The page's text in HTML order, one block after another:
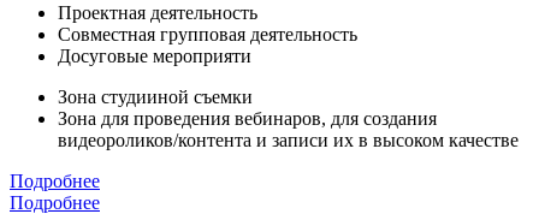
Проектная деятельность
Совместная групповая деятельность
Досуговые мероприяти
Зона студииной съемки
Зона для проведения вебинаров, для создания
видеороликов/контента и записи их в высоком качестве
Подробнее
Подробнее